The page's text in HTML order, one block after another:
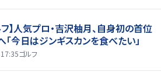
】人気プロ・吉沢柚月、自身初の首位
今日はジンギスカンを食べたい」
ゴルフ